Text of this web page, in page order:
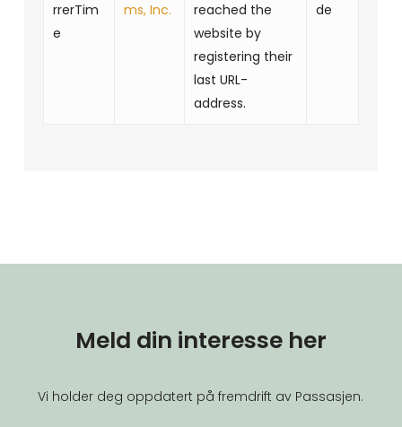
rrerTim
e
ms, Inc.
reached the
website by
registering their
last URL-
address.
de
Meld din interesse her
Vi holder deg oppdatert på fremdrift av Passasjen.